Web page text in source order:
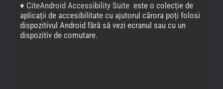
♦ CiteAndroid Accessibility Suite este o colecție de
aplicații de accesibilitate cu ajutorul cărora poți folosi
dispozitivul Android fără să vezi ecranul sau cu un
dispozitiv de comutare.